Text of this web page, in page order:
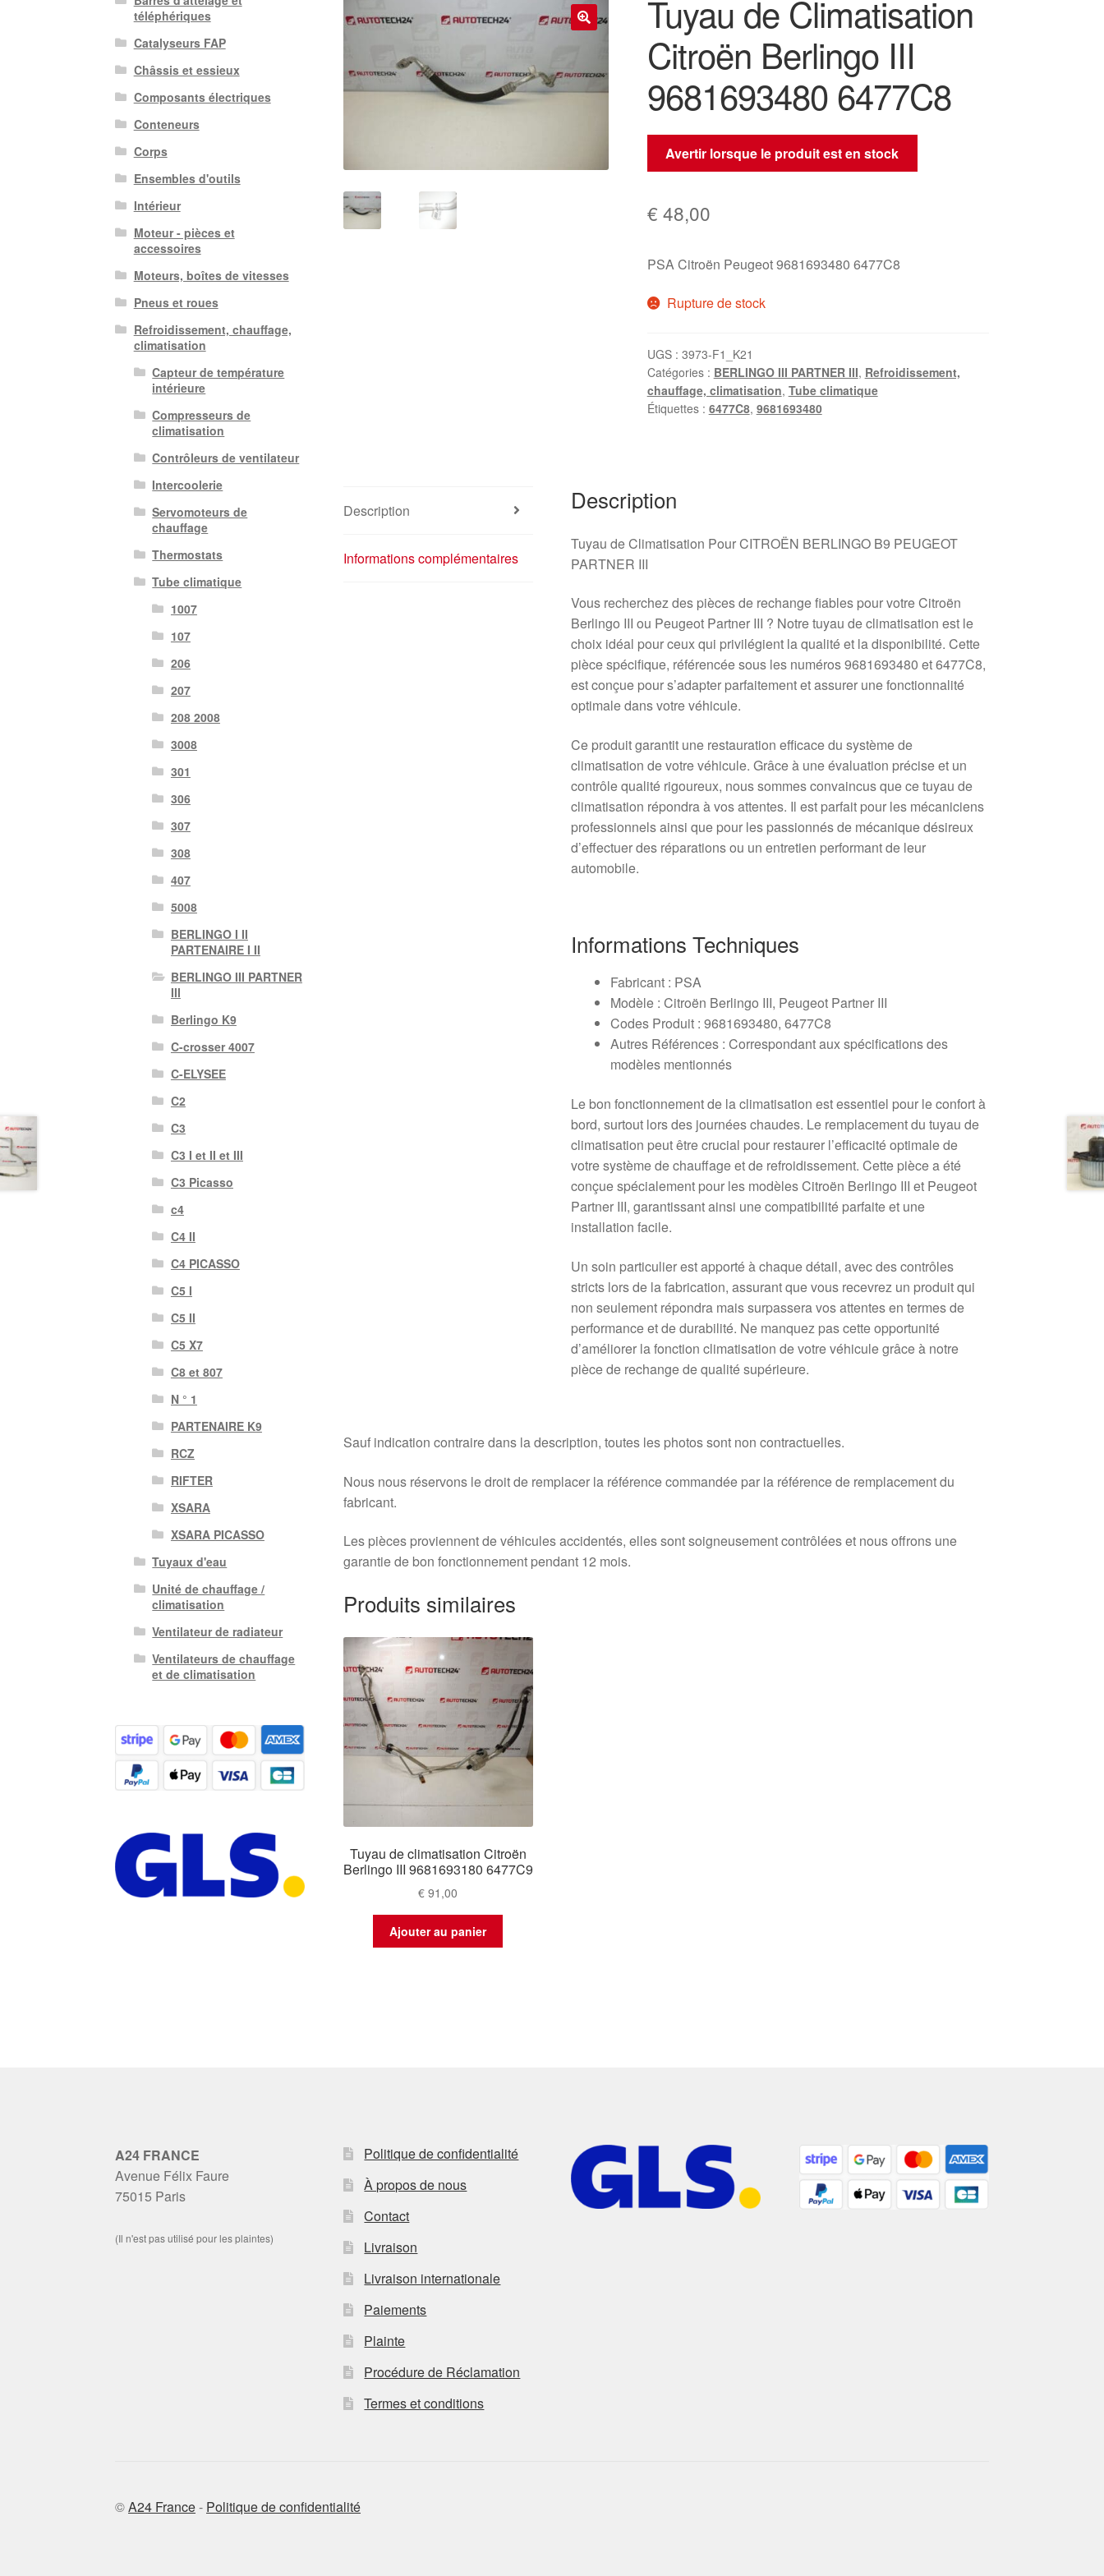
Tuyau de Climatisation
Citroën Berlingo III
9681693480 6477C8
Avertir lorsque le produit est en stock
€ 48,00
PSA Citroën Peugeot 9681693480 6477C8
Rupture de stock
UGS : 3973-F1_K21
Catégories : BERLINGO III PARTNER III, Refroidissement,
chauffage, climatisation, Tube climatique
Étiquettes : 6477C8, 9681693480
Description
Informations complémentaires
Description
Tuyau de Climatisation Pour CITROËN BERLINGO B9 PEUGEOT
PARTNER III
Vous recherchez des pièces de rechange fiables pour votre Citroën
Berlingo III ou Peugeot Partner III ? Notre tuyau de climatisation est le
choix idéal pour ceux qui privilégient la qualité et la disponibilité. Cette
pièce spécifique, référencée sous les numéros 9681693480 et 6477C8,
est conçue pour s’adapter parfaitement et assurer une fonctionnalité
optimale dans votre véhicule.
Ce produit garantit une restauration efficace du système de
climatisation de votre véhicule. Grâce à une évaluation précise et un
contrôle qualité rigoureux, nous sommes convaincus que ce tuyau de
climatisation répondra à vos attentes. Il est parfait pour les mécaniciens
professionnels ainsi que pour les passionnés de mécanique désireux
d’effectuer des réparations ou un entretien performant de leur
automobile.
Informations Techniques
Fabricant : PSA
Modèle : Citroën Berlingo III, Peugeot Partner III
Codes Produit : 9681693480, 6477C8
Autres Références : Correspondant aux spécifications des
modèles mentionnés
Le bon fonctionnement de la climatisation est essentiel pour le confort à
bord, surtout lors des journées chaudes. Le remplacement du tuyau de
climatisation peut être crucial pour restaurer l’efficacité optimale de
votre système de chauffage et de refroidissement. Cette pièce a été
conçue spécialement pour les modèles Citroën Berlingo III et Peugeot
Partner III, garantissant ainsi une compatibilité parfaite et une
installation facile.
Un soin particulier est apporté à chaque détail, avec des contrôles
stricts lors de la fabrication, assurant que vous recevrez un produit qui
non seulement répondra mais surpassera vos attentes en termes de
performance et de durabilité. Ne manquez pas cette opportunité
d’améliorer la fonction climatisation de votre véhicule grâce à notre
pièce de rechange de qualité supérieure.
Sauf indication contraire dans la description, toutes les photos sont non contractuelles.
Nous nous réservons le droit de remplacer la référence commandée par la référence de remplacement du
fabricant.
Les pièces proviennent de véhicules accidentés, elles sont soigneusement contrôlées et nous offrons une
garantie de bon fonctionnement pendant 12 mois.
Produits similaires
Tuyau de climatisation Citroën
Berlingo III 9681693180 6477C9
€ 91,00
Ajouter au panier
téléphériques
Catalyseurs FAP
Châssis et essieux
Composants électriques
Conteneurs
Corps
Ensembles d'outils
Intérieur
Moteur - pièces et
accessoires
Moteurs, boîtes de vitesses
Pneus et roues
Refroidissement, chauffage,
climatisation
Capteur de température
intérieure
Compresseurs de
climatisation
Contrôleurs de ventilateur
Intercoolerie
Servomoteurs de
chauffage
Thermostats
Tube climatique
1007
107
206
207
208 2008
3008
301
306
307
308
407
5008
BERLINGO I II
PARTENAIRE I II
BERLINGO III PARTNER
III
Berlingo K9
C-crosser 4007
C-ELYSEE
C2
C3
C3 I et II et III
C3 Picasso
c4
C4 II
C4 PICASSO
C5 I
C5 II
C5 X7
C8 et 807
N ° 1
PARTENAIRE K9
RCZ
RIFTER
XSARA
XSARA PICASSO
Tuyaux d'eau
Unité de chauffage /
climatisation
Ventilateur de radiateur
Ventilateurs de chauffage
et de climatisation
A24 FRANCE
Avenue Félix Faure
75015 Paris
(Il n'est pas utilisé pour les plaintes)
Politique de confidentialité
À propos de nous
Contact
Livraison
Livraison internationale
Paiements
Plainte
Procédure de Réclamation
Termes et conditions
©A24 France- Politique de confidentialité